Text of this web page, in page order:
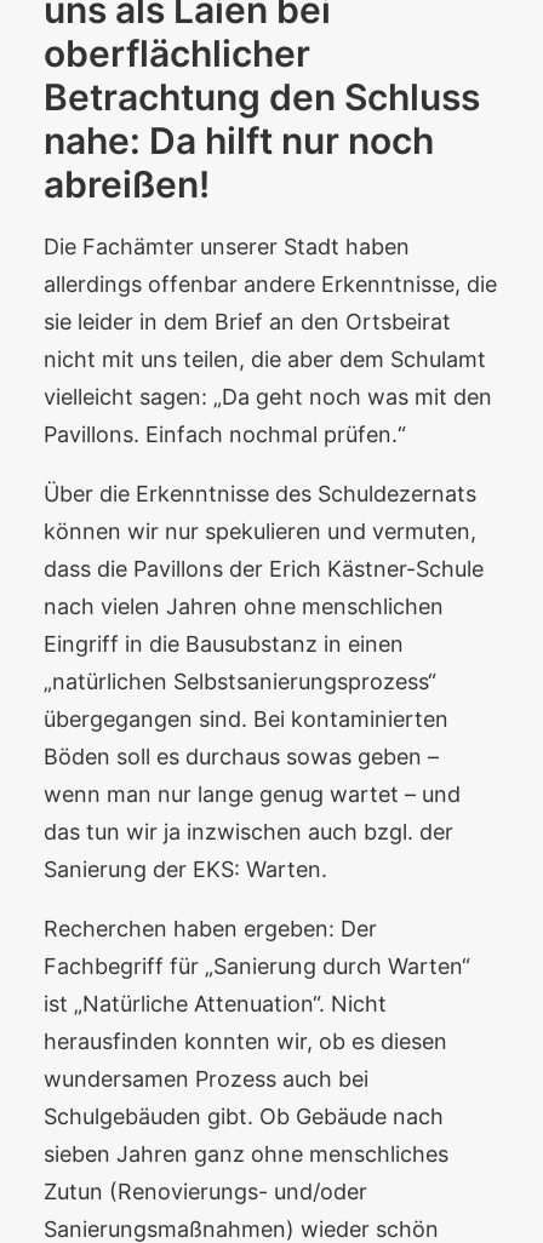
uns als Laien bei
oberflächlicher
Betrachtung den Schluss
nahe: Da hilft nur noch
abreißen!
Die Fachämter unserer Stadt haben
allerdings offenbar andere Erkenntnisse, die
sie leider in dem Brief an den Ortsbeirat
nicht mit uns teilen, die aber dem Schulamt
vielleicht sagen: „Da geht noch was mit den
Pavillons. Einfach nochmal prüfen.“
Über die Erkenntnisse des Schuldezernats
können wir nur spekulieren und vermuten,
dass die Pavillons der Erich Kästner-Schule
nach vielen Jahren ohne menschlichen
Eingriff in die Bausubstanz in einen
„natürlichen Selbstsanierungsprozess“
übergegangen sind. Bei kontaminierten
Böden soll es durchaus sowas geben –
wenn man nur lange genug wartet – und
das tun wir ja inzwischen auch bzgl. der
Sanierung der EKS: Warten.
Recherchen haben ergeben: Der
Fachbegriff für „Sanierung durch Warten“
ist „Natürliche Attenuation“. Nicht
herausfinden konnten wir, ob es diesen
wundersamen Prozess auch bei
Schulgebäuden gibt. Ob Gebäude nach
sieben Jahren ganz ohne menschliches
Zutun (Renovierungs- und/oder
Sanierungsmaßnahmen) wieder schön